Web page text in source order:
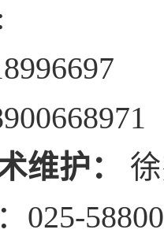
维护：
025-